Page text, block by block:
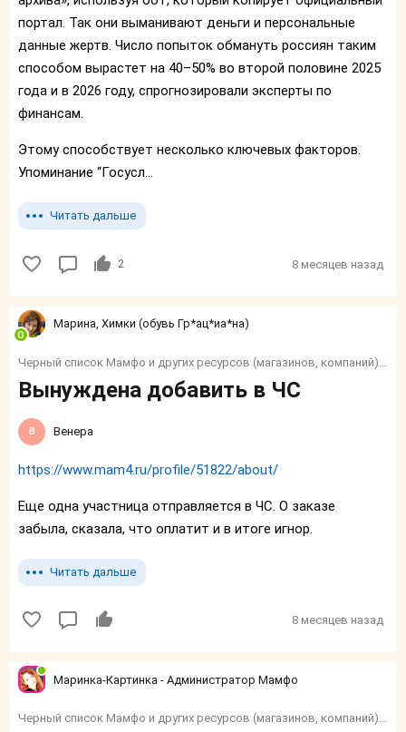
портал. Так они выманивают деньги и персональные
данные жертв. Число попыток обмануть россиян таким
способом вырастет на 40–50% во второй половине 2025
года и в 2026 году, спрогнозировали эксперты по
финансам.
Этому способствует несколько ключевых факторов.
Упоминание “Госусл...
Читать дальше
2 8 месяцев назад
Марина, Химки (обувь Гр*ац*иа*на)
Вынуждена добавить в ЧС
Венера
https://www.mam4.ru/profile/51822/about/
Еще одна участница отправляется в ЧС. О заказе
забыла, сказала, что оплатит и в итоге игнор.
Читать дальше
8 месяцев назад
Маринка-Картинка - Администратор Мамфо
Черный список Мамфо и других ресурсов (магазинов, компаний) и тп.